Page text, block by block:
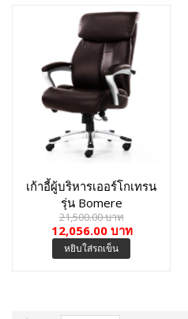
เก้าอี้ผู้บริหารเออร์โกเทรน
รุ่น Bomere
21,500.00 บาท
12,056.00 บาท
หยิบใส่รถเข็น